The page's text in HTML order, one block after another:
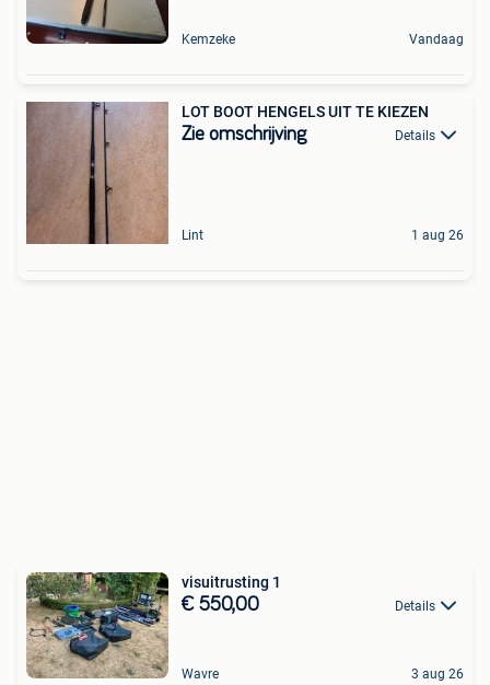
Kemzeke Vandaag
LOT BOOT HENGELS UIT TE KIEZEN
Zie omschrijving Details
Lint 1 aug 26
visuitrusting 1
€ 550,00 Details
Wavre 3 aug 26